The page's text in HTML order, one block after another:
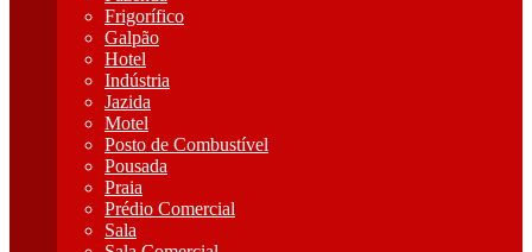
Frigorífico
Galpão
Hotel
Indústria
Jazida
Motel
Posto de Combustível
Pousada
Praia
Prédio Comercial
Sala